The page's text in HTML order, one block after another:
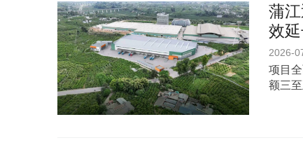
蒲
效
2026-
项目
额三至